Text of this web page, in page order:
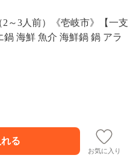
2～3人前）《壱岐市》【一支
鍋 海鮮 魚介 海鮮鍋 鍋 アラ
お気に入り